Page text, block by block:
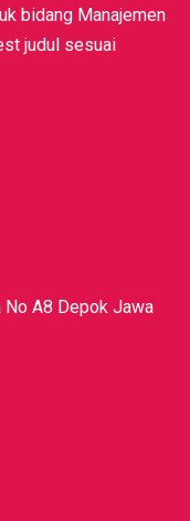
bidang Manajemen
judul sesuai
No A8 Depok Jawa